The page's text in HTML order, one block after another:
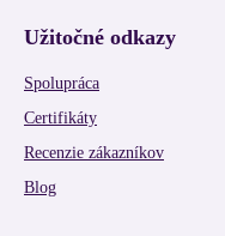
Užitočné odkazy
Spolupráca
Certifikáty
Recenzie zákazníkov
Blog